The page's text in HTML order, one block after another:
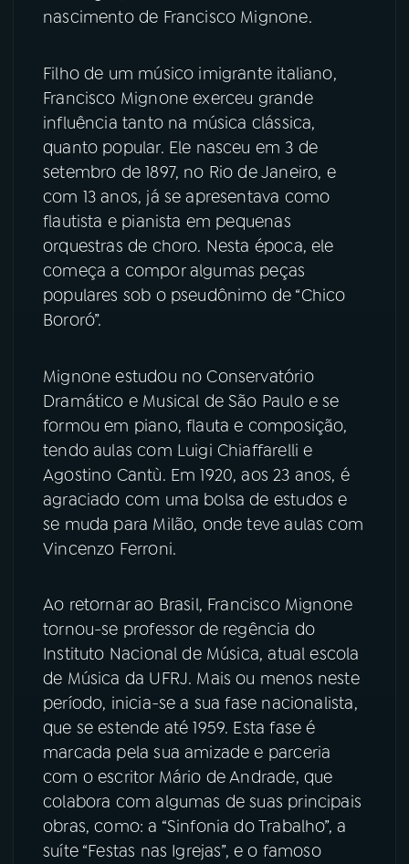
07 ÚLTIMAS
08PRÊMIO RÁDIO MEC
YouTube Facebook
Instagram X
TikTok
nascimento de Francisco Mignone.
Filho de um músico imigrante italiano,
Francisco Mignone exerceu grande
influência tanto na música clássica,
quanto popular. Ele nasceu em 3 de
setembro de 1897, no Rio de Janeiro, e
com 13 anos, já se apresentava como
flautista e pianista em pequenas
orquestras de choro. Nesta época, ele
começa a compor algumas peças
populares sob o pseudônimo de “Chico
Bororó”.
Mignone estudou no Conservatório
Dramático e Musical de São Paulo e se
formou em piano, flauta e composição,
tendo aulas com Luigi Chiaffarelli e
Agostino Cantù. Em 1920, aos 23 anos, é
agraciado com uma bolsa de estudos e
se muda para Milão, onde teve aulas com
Vincenzo Ferroni.
Ao retornar ao Brasil, Francisco Mignone
tornou-se professor de regência do
Instituto Nacional de Música, atual escola
de Música da UFRJ. Mais ou menos neste
período, inicia-se a sua fase nacionalista,
que se estende até 1959. Esta fase é
marcada pela sua amizade e parceria
com o escritor Mário de Andrade, que
colabora com algumas de suas principais
obras, como: a “Sinfonia do Trabalho”, a
suíte “Festas nas Igrejas”, e o famoso